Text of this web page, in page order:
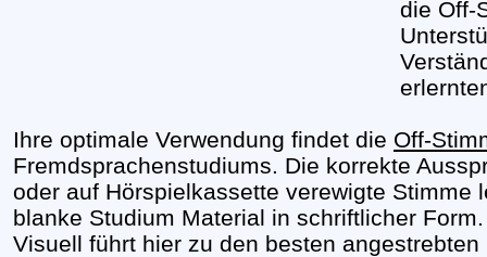
die Off-
Ihre optimale Verwendung findet die Off-
Fremdsprachenstudiums. Die korrekte
oder auf Hörspielkassette verewigte Stimme
blanke Studium Material in schriftlicher
Visuell führt hier zu den besten angestrebten